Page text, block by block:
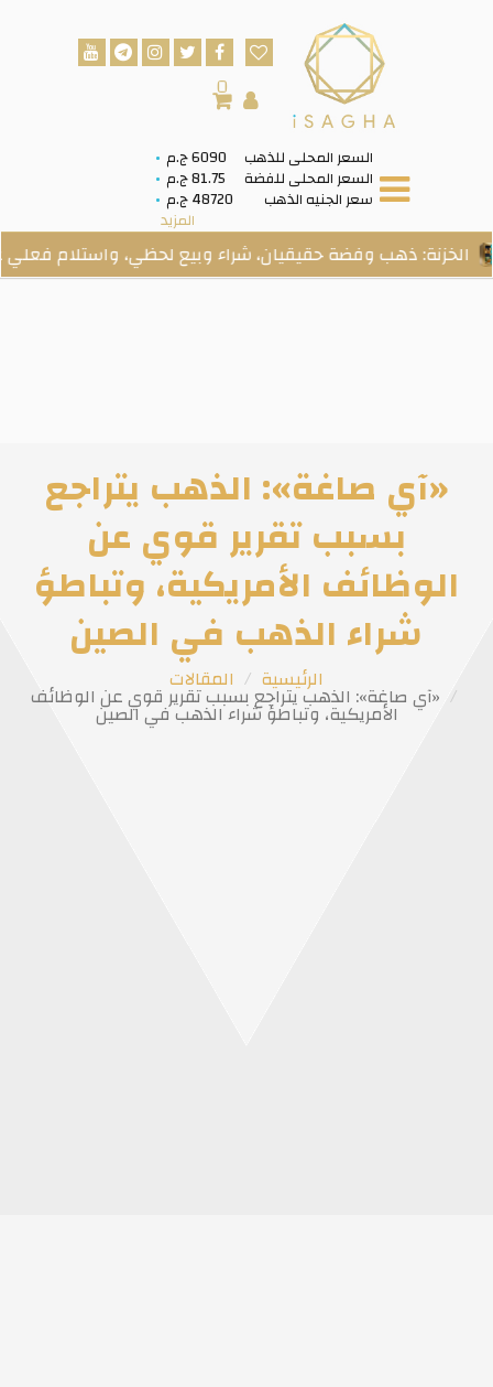
السعر المحلى للذهب 6090 ج.م
السعر المحلى للفضة 81.75 ج.م
سعر الجنيه الذهب 48720 ج.م
المزيد
0
ذهب وفضة حقيقيان، شراء وبيع لحظي، واستلام فعلي عند
«آي صاغة»: الذهب يتراجع
بسبب تقرير قوي عن
الوظائف الأمريكية، وتباطؤ
شراء الذهب في الصين
الرئيسية المقالات
«آي صاغة»: الذهب يتراجع بسبب تقرير قوي عن الوظائف
الأمريكية، وتباطؤ شراء الذهب في الصين